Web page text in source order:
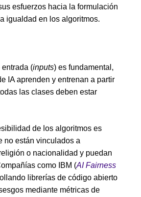
esfuerzos hacia la formulación
igualdad en los algoritmos.
entrada (inputs) es fundamental,
IA aprenden y entrenan a partir
las clases deben estar
de los algoritmos es
no están vinculados a
o nacionalidad y puedan
como IBM (AI Fairness
librerías de código abierto
mediante métricas de